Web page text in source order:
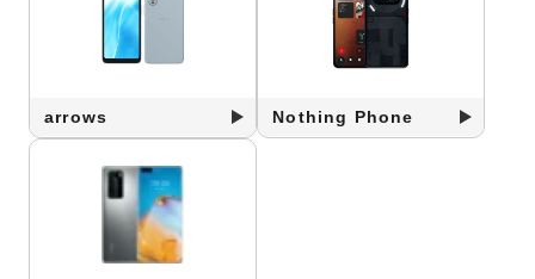
arrows Nothing Phone